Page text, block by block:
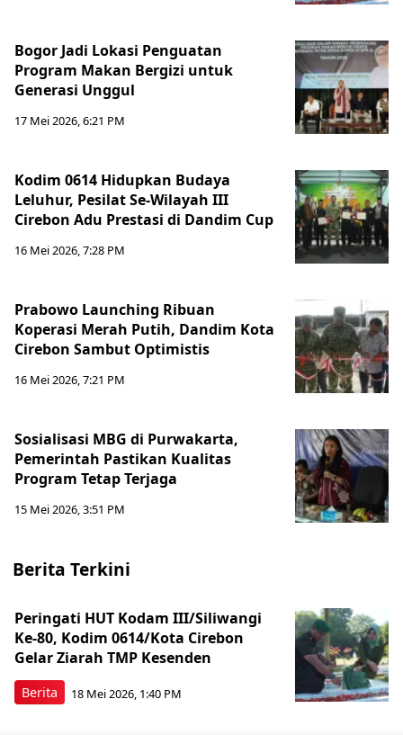
Bogor Jadi Lokasi Penguatan
Program Makan Bergizi untuk
Generasi Unggul
17 Mei 2026, 6:21 PM
Kodim 0614 Hidupkan Budaya
Leluhur, Pesilat Se-Wilayah III
Cirebon Adu Prestasi di Dandim Cup
16 Mei 2026, 7:28 PM
Prabowo Launching Ribuan
Koperasi Merah Putih, Dandim Kota
Cirebon Sambut Optimistis
16 Mei 2026, 7:21 PM
Sosialisasi MBG di Purwakarta,
Pemerintah Pastikan Kualitas
Program Tetap Terjaga
15 Mei 2026, 3:51 PM
Berita Terkini
Berita
Peringati HUT Kodam III/Siliwangi
Ke-80, Kodim 0614/Kota Cirebon
Gelar Ziarah TMP Kesenden
18 Mei 2026, 1:40 PM